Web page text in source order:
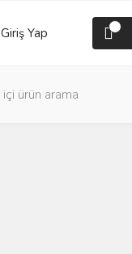
Giriş Yap